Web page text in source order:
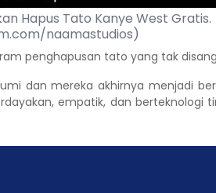
Hapus Tato Kanye West Gratis.
naamastudios)
penghapusan tato yang tak
dan mereka akhirnya menjadi
empatik, dan berteknologi